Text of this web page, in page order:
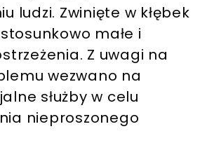
ludzi. Zwinięte w kłębek
stosunkowo małe i
Z uwagi na
wezwano na
służby w celu
nieproszonego